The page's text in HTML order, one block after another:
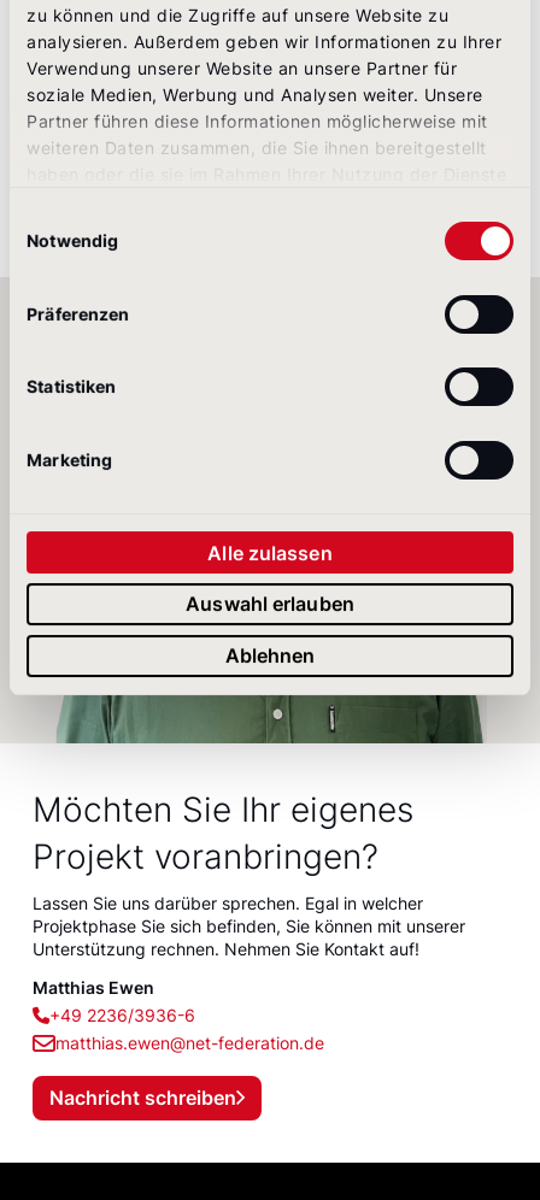
zu können und die Zugriffe auf unsere Website zu
analysieren. Außerdem geben wir Informationen zu Ihrer
Verwendung unserer Website an unsere Partner für
soziale Medien, Werbung und Analysen weiter. Unsere
Partner führen diese Informationen möglicherweise mit
weiteren Daten zusammen, die Sie ihnen bereitgestellt
Notwendig
Präferenzen
Statistiken
Marketing
Alle zulassen
Auswahl erlauben
Ablehnen
Der digitale Eventbaukasten trägt wesentlich zur
digitalen „One voice to the customer“-Strategie von
KHS bei und hilft, das Markenbild zu unterstützen.
Möchten Sie Ihr eigenes
Projekt voranbringen?
Lassen Sie uns darüber sprechen. Egal in welcher
Projektphase Sie sich befinden, Sie können mit unserer
Unterstützung rechnen. Nehmen Sie Kontakt auf!
Matthias Ewen
+49 2236/3936-6
matthias.ewen@net-federation.de
Nachricht schreiben